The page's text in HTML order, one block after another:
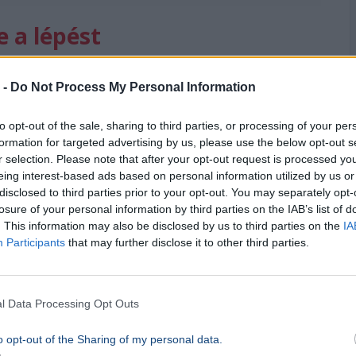
- Do Not Process My Personal Information
opt-out of the sale, sharing to third parties, or processing of your
for targeted advertising by us, please use the below opt-out
selection. Please note that after your opt-out request is processed
interest-based ads based on personal information utilized by us
to third parties prior to your opt-out. You may separately
of your personal information by third parties on the IAB’s list of
This information may also be disclosed by us to third parties on the
Participants that may further disclose it to other third parties.
Data Processing Opt Outs
opt-out of the Sharing of my personal data.
a lépést
a Hormuzi-szorosban lévő hajók
a folyamatban lévő NATO-
ki amiatt, hogy a Hormuzi-szoros
vége az iráni tűzszünetnek, majd nem
Iránt, ami arra utal, hogy a felek közötti
Hormuzi-szoros térségében folytatódnak a